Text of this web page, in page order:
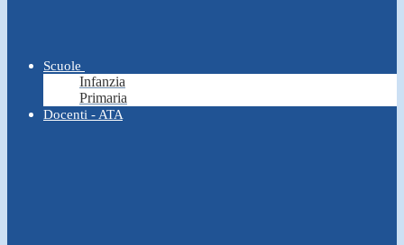
Scuole
Infanzia
Primaria
Docenti - ATA